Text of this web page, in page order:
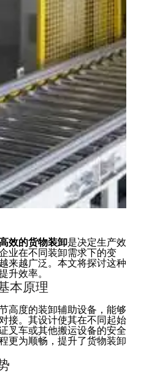
效的货物装卸是决定生产效
业在不同装卸需求下的变
来越广泛。本文将探讨这种
升效率。
本原理
高度的装卸辅助设备，能够
接。其设计使其在不同起始
叉车或其他搬运设备的安全
更为顺畅，提升了货物装卸